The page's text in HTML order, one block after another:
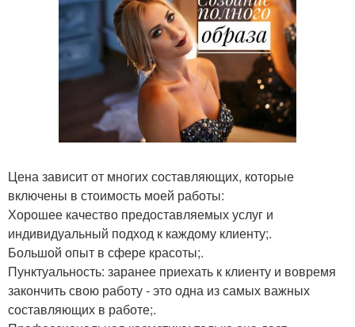
Цена зависит от многих составляющих, которые
включены в стоимость моей работы:
Хорошее качество предоставляемых услуг и
индивидуальный подход к каждому клиенту;.
Большой опыт в сфере красоты;.
Пунктуальность: заранее приехать к клиенту и вовремя
закончить свою работу - это одна из самых важных
составляющих в работе;.